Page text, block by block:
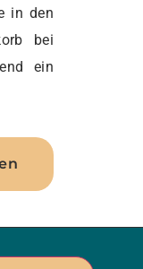
in den
bei
ein